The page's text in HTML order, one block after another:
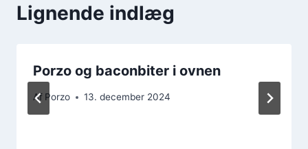
Lignende indlæg
Porzo og baconbiter i ovnen
Af Porzo 13. december 2024